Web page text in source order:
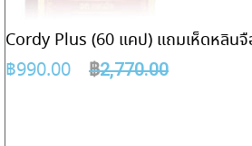
Cordy Plus (60 แคป) แถมเห็ดหลิน
฿990.00 ฿2,770.00